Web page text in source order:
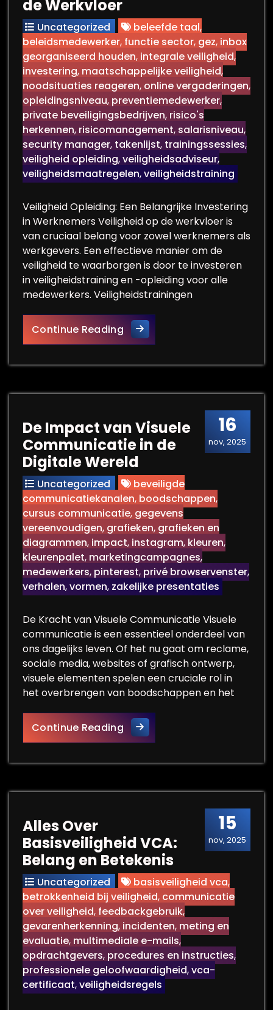
de Werkvloer
Uncategorized beleefde taal,
beleidsmedewerker, functie sector, gez, inbox
georganiseerd houden, integrale veiligheid,
investering, maatschappelijke veiligheid,
noodsituaties reageren, online vergaderingen,
opleidingsniveau, preventiemedewerker,
private beveiligingsbedrijven, risico's
herkennen, risicomanagement, salarisniveau,
security manager, takenlijst, trainingssessies,
veiligheid opleiding,veiligheidsadviseur,
veiligheidsmaatregelen,veiligheidstraining
Veiligheid Opleiding: Een Belangrijke Investering
in Werknemers Veiligheid op de werkvloer is
van cruciaal belang voor zowel werknemers als
werkgevers. Een effectieve manier om de
veiligheid te waarborgen is door te investeren
in veiligheidstraining en -opleiding voor alle
medewerkers. Veiligheidstrainingen
Continue ReadingBelang van
16
nov, 2025
De Impact van Visuele
Communicatie in de
Digitale Wereld
Uncategorized
beveiligde
communicatiekanalen, boodschappen,
cursus communicatie, gegevens
vereenvoudigen, grafieken, grafieken en
diagrammen, impact, instagram, kleuren,
kleurenpalet, marketingcampagnes,
medewerkers, pinterest, privé browservenster,
verhalen,vormen, zakelijke presentaties
De Kracht van Visuele Communicatie Visuele
communicatie is een essentieel onderdeel van
ons dagelijks leven. Of het nu gaat om reclame,
sociale media, websites of grafisch ontwerp,
visuele elementen spelen een cruciale rol in
het overbrengen van boodschappen en het
Continue ReadingDe Impact van Visuele
15
nov, 2025
Alles Over
Basisveiligheid VCA:
Belang en Betekenis
Uncategorized basisveiligheid vca,
betrokkenheid bij veiligheid, communicatie
over veiligheid, feedbackgebruik,
gevarenherkenning, incidenten, meting en
evaluatie, multimediale e-mails,
opdrachtgevers, procedures en instructies,
professionele geloofwaardigheid,vca-
certificaat,veiligheidsregels